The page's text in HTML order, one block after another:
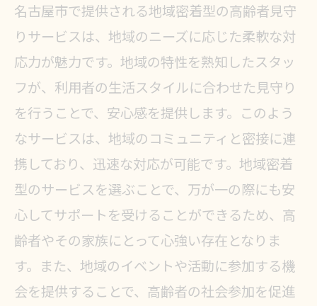
名古屋市で提供される地域密着型の高齢者見守
りサービスは、地域のニーズに応じた柔軟な対
応力が魅力です。地域の特性を熟知したスタッ
フが、利用者の生活スタイルに合わせた見守り
を行うことで、安心感を提供します。このよう
なサービスは、地域のコミュニティと密接に連
携しており、迅速な対応が可能です。地域密着
型のサービスを選ぶことで、万が一の際にも安
心してサポートを受けることができるため、高
齢者やその家族にとって心強い存在となりま
す。また、地域のイベントや活動に参加する機
会を提供することで、高齢者の社会参加を促進